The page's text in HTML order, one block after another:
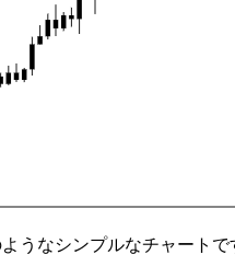
うなシンプルなチャートで